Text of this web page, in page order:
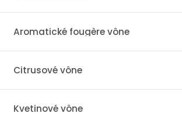
Aromatické fougère vône
Citrusové vône
Kvetinové vône